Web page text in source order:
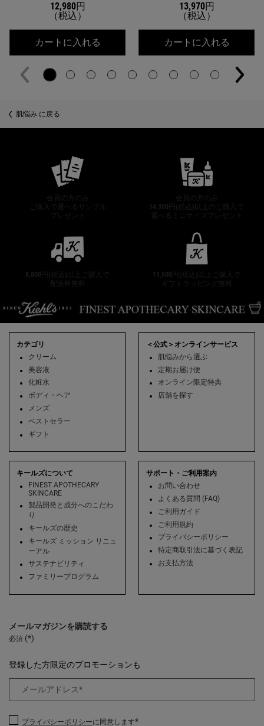
12,980円
（税込）
カートに入れる キールズ DS クリアリーブライト エ
13,970円
（税込）
カートに入れる
肌悩み に戻る
会員の方のみ
ご購入で選べるサンプル
会員の方のみ
14,300円(税込)以上のご購入で
選べるミニサイズプレゼント
8,800円(税込)以上ご購入で
11,000円(税込)以上ご購入で
カテゴリ
クリーム
美容液
化粧水
ボディ・ヘア
メンズ
ベストセラー
ギフト
＜公式＞オンラインサービス
肌悩みから選ぶ
定期お届け便
オンライン限定特典
店舗を探す
キールズについて
FINEST APOTHECARY
SKINCARE
製品開発と成分へのこだわ
り
キールズの歴史
キールズ ミッション リニュ
ーアル
サステナビリティ
ファミリープログラム
サポート・ご利用案内
お問い合わせ
よくある質問 (FAQ)
ご利用ガイド
ご利用規約
プライバシーポリシー
特定商取引法に基づく表記
お支払方法
メールマガジンを購読する
必須 (*)
登録した方限定のプロモーションも
メールアドレス*
プライバシーポリシーに同意します*